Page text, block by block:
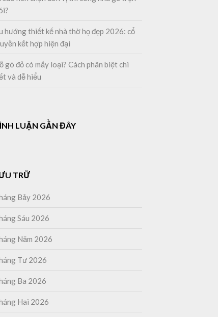
hướng thiết kế nhà thờ họ đẹp 2026: cổ
kết hợp hiện đại
gõ đỏ có mấy loại? Cách phân biệt chi
và dễ hiểu
LUẬN GẦN ĐÂY
TRỮ
Bảy 2026
Sáu 2026
Năm 2026
Tư 2026
Ba 2026
Hai 2026